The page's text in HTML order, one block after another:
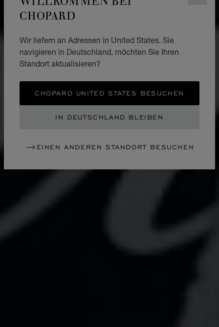
CHOPARD
Wir liefern an Adressen in United States. Sie
navigieren in Deutschland, möchten Sie Ihren
Standort aktualisieren?
CHOPARD UNITED STATES BESUCHEN
IN DEUTSCHLAND BLEIBEN
EINEN ANDEREN STANDORT BESUCHEN